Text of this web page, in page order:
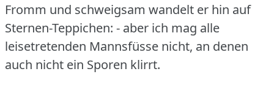
Fromm und schweigsam wandelt er hin auf
Sternen-Teppichen: - aber ich mag alle
leisetretenden Mannsfüsse nicht, an denen
auch nicht ein Sporen klirrt.